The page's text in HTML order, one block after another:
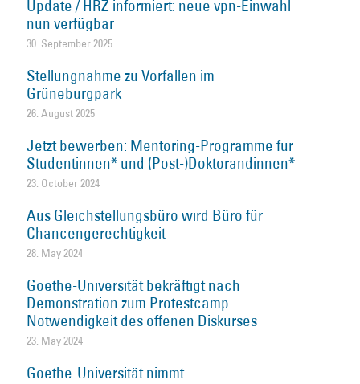
Update / HRZ informiert: neue vpn-Einwahl
nun verfügbar
30. September 2025
Stellungnahme zu Vorfällen im
Grüneburgpark
26. August 2025
Jetzt bewerben: Mentoring-Programme für
Studentinnen* und (Post-)Doktorandinnen*
23. October 2024
Aus Gleichstellungsbüro wird Büro für
Chancengerechtigkeit
28. May 2024
Goethe-Universität bekräftigt nach
Demonstration zum Protestcamp
Notwendigkeit des offenen Diskurses
23. May 2024
Goethe-Universität nimmt